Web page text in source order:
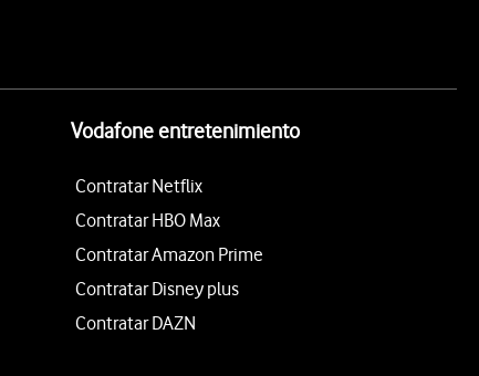
Vodafone entretenimiento
Contratar Netflix
Contratar HBO Max
Contratar Amazon Prime
Contratar Disney plus
Contratar DAZN